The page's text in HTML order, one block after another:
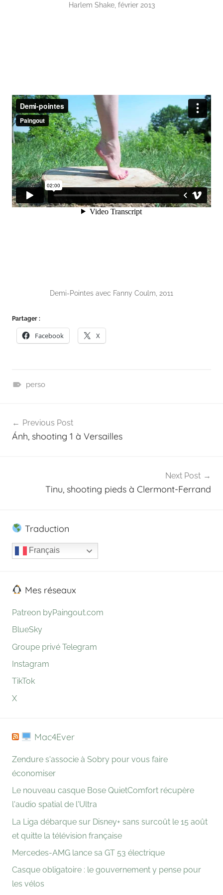
Harlem Shake, février 2013
Demi-Pointes avec Fanny Coulm, 2011
Partager :
Facebook X
o
g
perso
de
Previous Post
Ánh, shooting 1 à Versailles
Next Post
Tinu, shooting pieds à Clermont-Ferrand
Traduction
Français
Mes réseaux
Patreon byPaingout.com
BlueSky
Groupe privé Telegram
Instagram
TikTok
X
Mac4Ever
Zendure s'associe à Sobry pour vous faire
économiser
Le nouveau casque Bose QuietComfort récupère
l'audio spatial de l'Ultra
La Liga débarque sur Disney+ sans surcoût le 15 août
et quitte la télévision française
Mercedes-AMG lance sa GT 53 électrique
Casque obligatoire : le gouvernement y pense pour
les vélos